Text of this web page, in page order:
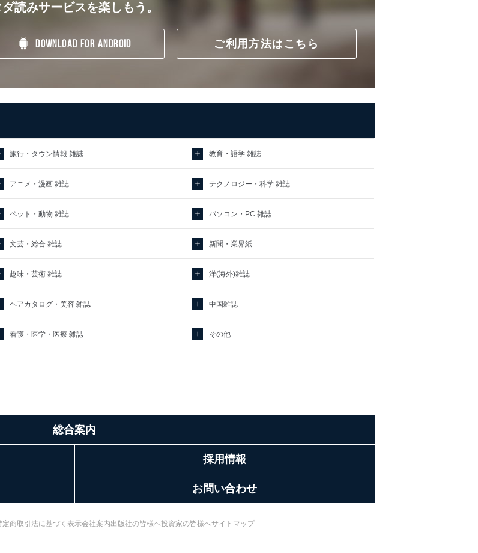
ダ読みサービスを楽しもう。
DOWNLOAD FOR ANDROID ご利用方法はこちら
旅行・タウン情報 雑誌
アニメ・漫画 雑誌
ペット・動物 雑誌
文芸・総合 雑誌
趣味・芸術 雑誌
ヘアカタログ・美容 雑誌
看護・医学・医療 雑誌
教育・語学 雑誌
テクノロジー・科学 雑誌
パソコン・PC 雑誌
新聞・業界紙
洋(海外)雑誌
中国雑誌
その他
総合案内
採用情報
お問い合わせ
定商取引法に基づく表示会社案内出版社の皆様へ投資家の皆様へサイトマップ